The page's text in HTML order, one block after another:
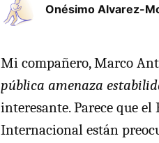
Onésimo Alvarez-
Mi compañero, Marco
pública amenaza
interesante. Parece que
Internacional están